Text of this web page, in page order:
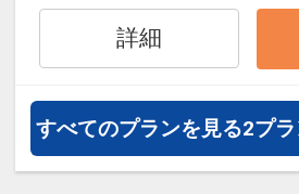
オプションでレンタ
通・体験プランなど
約）が可能なプラン
【宿泊特典】
ミネラルウォーター
詳細
すべてのプランを見る2プ